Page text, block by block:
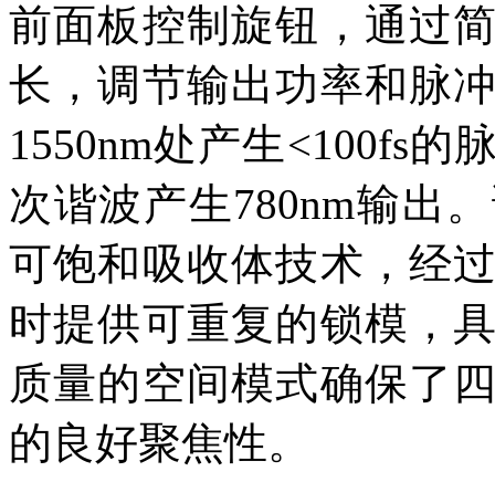
前面板控制旋钮，通过
长，调节输出功率和脉
1550nm处产生<100fs的
次谐波产生780nm输出
可饱和吸收体技术，经
时提供可重复的锁模，
质量的空间模式确保了
的良好聚焦性。